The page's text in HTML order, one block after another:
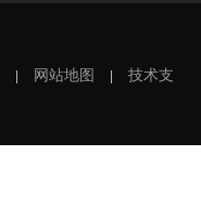
| 网站地图 |
技术支